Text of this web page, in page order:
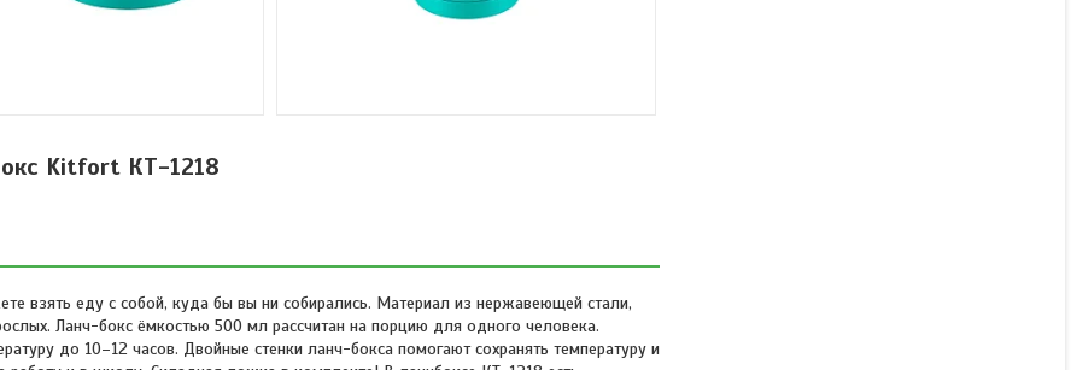
Kitfort КТ-1218
взять еду с собой, куда бы вы ни собирались. Материал из нержавеющей стали,
Ланч-бокс ёмкостью 500 мл рассчитан на порцию для одного человека.
до 10–12 часов. Двойные стенки ланч-бокса помогают сохранять температуру и